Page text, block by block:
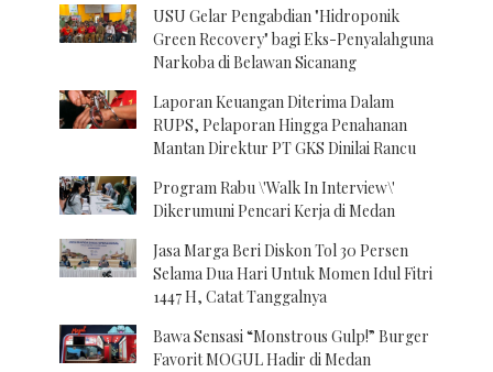
USU Gelar Pengabdian "Hidroponik
Green Recovery" bagi Eks-Penyalahguna
Narkoba di Belawan Sicanang
Laporan Keuangan Diterima Dalam
RUPS, Pelaporan Hingga Penahanan
Mantan Direktur PT GKS Dinilai Rancu
Program Rabu \'Walk In Interview\'
Dikerumuni Pencari Kerja di Medan
Jasa Marga Beri Diskon Tol 30 Persen
Selama Dua Hari Untuk Momen Idul Fitri
1447 H, Catat Tanggalnya
Bawa Sensasi “Monstrous Gulp!” Burger
Favorit MOGUL Hadir di Medan